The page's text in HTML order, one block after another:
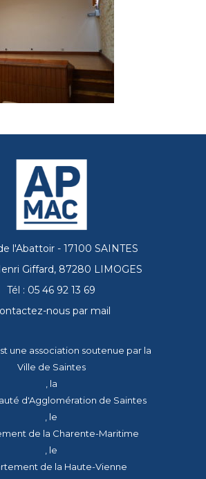
l'Abattoir - 17100 SAINTES
Giffard, 87280 LIMOGES
Tél : 05 46 92 13 69
nous par mail
une association soutenue par la
Ville de Saintes
, la
d'Agglomération de Saintes
, le
de la Charente-Maritime
, le
de la Haute-Vienne